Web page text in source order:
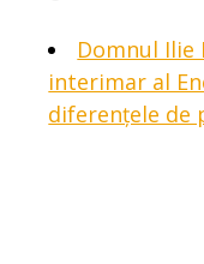
Domnul
interimar al
diferențele de